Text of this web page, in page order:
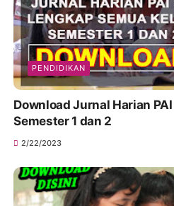
PENDIDIKAN
Download Jurnal Harian PAI
Semester 1 dan 2
2/22/2023